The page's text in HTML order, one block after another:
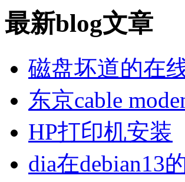
最新blog文章
磁盘坏道的在
东京cable
HP打印机安装
dia在debian13